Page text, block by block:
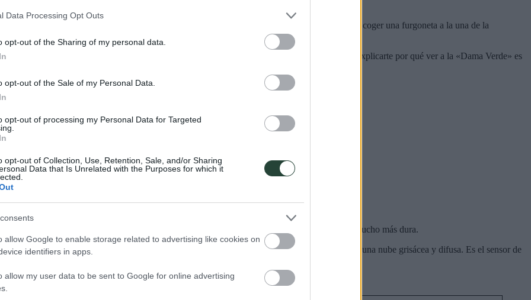
Data Processing Opt Outs
opt-out of the Sharing of my personal data.
opt-out of the Sale of my Personal Data.
opt-out of processing my Personal Data for Targeted
opt-out of Collection, Use, Retention, Sale, and/or Sharing
Data that Is Unrelated with the Purposes for which it
allow Google to enable storage related to advertising like cookies on
identifiers in apps.
allow my user data to be sent to Google for online advertising
pasar mucho frío, requiere paciencia, leer mapas meteorológicos y tener la agilidad logística de coger una furgoneta a la una de la
el cielo del Ártico. Hoy venimos a destrozar los mitos románticos, aportarte datos empíricos y explicarte por qué ver a la «Dama Verde» es
boreales en Islandia?
vs. Realidad
verdes, morados y rojos bailando sobre cascadas iluminadas. La realidad empírica es mucho más dura.
solar) no siempre capta esos colores brillantes. Muchas veces, una aurora empieza pareciendo una nube grisácea y difusa. Es el sensor de
ese verde radiactivo.
aquí tienes los datos crudos que manejamos sobre el terreno: